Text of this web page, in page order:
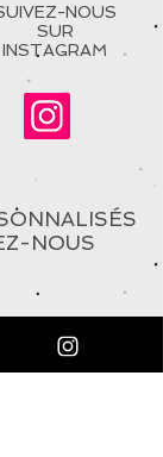
NOUS
SUR
INSTAGRAM
NOUS